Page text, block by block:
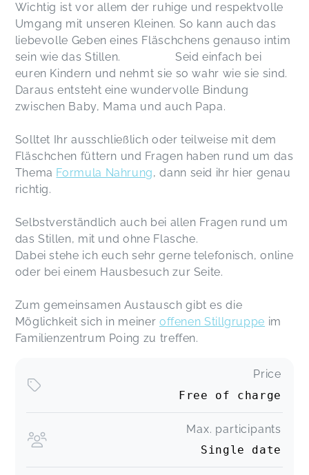
Wichtig ist vor allem der ruhige und respektvolle
Umgang mit unseren Kleinen. So kann auch das
liebevolle Geben eines Fläschchens genauso intim
sein wie das Stillen. Seid einfach bei
euren Kindern und nehmt sie so wahr wie sie sind.
Daraus entsteht eine wundervolle Bindung
zwischen Baby, Mama und auch Papa.
Solltet Ihr ausschließlich oder teilweise mit dem
Fläschchen füttern und Fragen haben rund um das
Thema Formula Nahrung, dann seid ihr hier genau
richtig.
Selbstverständlich auch bei allen Fragen rund um
das Stillen, mit und ohne Flasche.
Dabei stehe ich euch sehr gerne telefonisch, online
oder bei einem Hausbesuch zur Seite.
Zum gemeinsamen Austausch gibt es die
Möglichkeit sich in meiner offenen Stillgruppe im
Familienzentrum Poing zu treffen.
Price
Free of charge
Max. participants
Single date